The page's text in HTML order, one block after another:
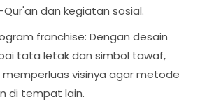
dan kegiatan sosial.
franchise: Dengan desain
tata letak dan simbol tawaf,
visinya agar metode
di tempat lain.